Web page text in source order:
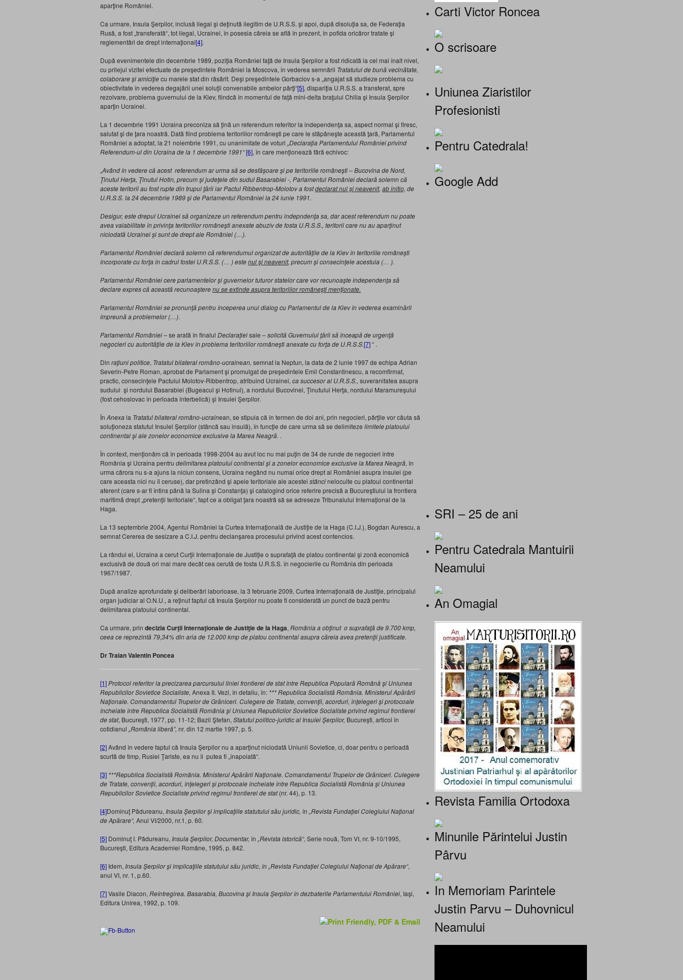
aparţine României.
Ca urmare, Insula Şerpilor, inclusă ilegal şi deţinută ilegitim de U.R.S.S. şi apoi, după disoluţia sa, de Federaţia
Rusă, a fost „transferată“, tot ilegal, Ucrainei, în posesia căreia se află în prezent, în pofida oricăror tratate şi
reglementări de drept internaţional[4].
După evenimentele din decembrie 1989, poziţia României faţă de Insula Şerpilor a fost ridicată la cel mai înalt nivel,
cu prilejul vizitei efectuate de preşedintele României la Moscova, în vederea semnării Tratatului de bună vecinătate,
colaborare şi amiciţiecu marele stat din răsărit. Deşi preşedintele Gorbaciov s-a „angajat să studieze problema cu
obiectivitate în vederea degajării unei soluţii convenabile ambelor părţi“[5], dispariţia U.R.S.S. a transferat, spre
rezolvare, problema guvernului de la Kiev, fiindcă în momentul de faţă mini-delta braţului Chilia şi Insula Şerpilor
aparţin Ucrainei.
La 1 decembrie 1991 Ucraina preconiza să ţină un referendum referitor la independenţa sa, aspect normal şi firesc,
salutat şi de ţara noastră. Dată fiind problema teritoriilor româneşti pe care le stăpâneşte această ţară, Parlamentul
României a adoptat, la 21 noiembrie 1991, cu unanimitate de voturi „Declaraţia Parlamentului României privind
Referendum-ul din Ucraina de la 1 decembrie 1991“[6], în care menţionează fără echivoc:
„Având în vedere că acest referendum ar urma să se desfăşoare şi pe teritoriile româneşti – Bucovina de Nord,
Ţinutul Herţa, Ţinutul Hotin, precum şi judeţele din sudul Basarabiei -, Parlamentul României declară solemn că
aceste teritorii au fost rupte din trupul ţării iar Pactul Ribbentrop-Molotov a fostdeclarat nul şi neavenit, ab initio, de
U.R.S.S. la 24 decembrie 1989 şi de Parlamentul României la 24 iunie 1991.
Desigur, este drepul Ucrainei să organizeze un referendum pentru indepndenţa sa, dar acest referendum nu poate
avea valabilitate în privinţa teritoriilor româneşti anexate abuziv de fosta U.R.S.S., teritorii care nu au aparţinut
niciodată Ucrainei şi sunt de drept ale României (…).
Parlamentul României declară solemn că referendumul organizat de autorităţile de la Kiev în teritoriile româneşti
încorporate cu forţa în cadrul fostei U.R.S.S. (… ) estenul şi neavenit, precum şi consecinţele acestuia (… ).
Parlamentul României cere parlamentelor şi guvernelor tuturor statelorcare vor recunoaşte independenţa să
declare expres că această recunoaşterenu se extinde asupra teritoriilor româneşti menţionate.
Parlamentul României se pronunţă pentru începerea unui dialog cu Parlamentul de la Kiev în vederea examinării
împreună a problemelor (…).
Parlamentul României –se arată în finalul Declaraţieisale –solicită Guvernului ţării să înceapă de urgenţă
negocieri cu autorităţile de la Kiev în problema teritoriilor româneşti anexate cu forţa de U.R.S.S.[7]“ .
Din raţiuni politice, Tratatulbilateral româno-ucrainean, semnat la Neptun, la data de 2 iunie 1997 de echipa Adrian
Severin-Petre Roman, aprobat de Parlament şi promulgat de preşedintele Emil Constantinescu, a recomfirmat,
practic, consecinţele Pactului Molotov-Ribbentrop, atribuind Ucrainei, ca succesor al U.R.S.S., suveranitatea asupra
sudului şi nordului Basarabiei (Bugeacul şi Hotinul), a nordului Bucovinei, Ţinutului Herţa, nordului Maramureşului
(fost cehoslovac în perioada interbelică) şi Insulei Şerpilor.
În Anexala Tratatul bilateral româno-ucrainean, se stipula că în termen de doi ani, prin negocieri, părţile vor căuta să
soluţioneza statutul Insulei Şerpilor (stâncă sau insulă), în funcţie de care urma să se delimiteze limitele platoului
continental şi ale zonelor economice exclusive la Marea Neagră. .
În context, menţionăm că în perioada 1998-2004 au avut loc nu mai puţin de 34 de runde de negocieri între
România şi Ucraina pentru delimitarea platoului continental şi a zonelor economice exclusive la Marea Neagră, în
urma cărora nu s-a ajuns la niciun consens, Ucraina negând nu numai orice drept al României asupra insulei (pe
care aceasta nici nu îl ceruse), dar pretinzând şi apele teritoriale ale acestei stâncinelocuite cu platoul continental
aferent (care s-ar fi întins până la Sulina şi Constanţa) şi catalogînd orice referire precisă a Bucureştiului la frontiera
maritimã drept „pretenţii teritoriale“, fapt ce a obligat ţara noastră să se adreseze Tribunalului Internaţional de la
Haga.
La 13 septembrie 2004, Agentul României la Curtea Internaţionalã de Justiţie de la Haga (C.I.J.), Bogdan Aurescu, a
semnat Cererea de sesizare a C.I.J. pentru declanşarea procesului privind acest contencios.
La rândul ei, Ucraina a cerut Curţii Internaţionale de Justiţie o suprafaţă de platou continental şi zonă economică
exclusivă de două ori mai mare decât cea cerută de fosta U.R.S.S. în negocierile cu România din perioada
1967/1987.
După analize aprofundate şi deliberări laborioase, la 3 februarie 2009, Curtea Internaţională de Justiţie, principalul
organ judiciar al O.N.U., a reţinut faptul că Insula Şerpilor nu poate fi considerată un punct de bază pentru
delimitarea platoului continental.
Ca urmare, prin decizia Curţii Internaţionale de Justiţie de la Haga, România a obţinut o suprafaţă de 9.700 kmp,
ceea ce reprezintă 79,34% din aria de 12.000 kmp de platou continental asupra căreia avea pretenţii justificate.
Dr Traian Valentin Poncea
[1]Protocol referitor la precizarea parcursului liniei frontierei de stat între Republica Populară Română şi Uniunea
Republicilor Sovietice Socialiste, Anexa II. Vezi, în detaliu, în: *** Republica Socialistă România. Ministerul Apărării
Naţionale. Comandamentul Trupelor de Grăniceri. Culegere de Tratate, convenţii, acorduri, înţelegeri şi protocoale
încheiate între Republica Socialistă România şi Uniunea Republicilor Sovietice Socialiste privind regimul frontierei
de stat, Bucureşti, 1977, pp. 11-12; Bazil Ştefan, Statutul politico-juridic al Insulei Şerpilor, Bucureşti, articol în
cotidianul „România liberă”, nr. din 12 martie 1997, p. 5.
[2]Având în vedere faptul că Insula Şerpilor nu a aparţinut niciodată Uniunii Sovietice, ci, doar pentru o perioadă
scurtă de timp, Rusiei Ţariste, ea nu îi putea fi „înapoiată“.
[3] ***Republica Socialistă România. Ministerul Apărării Naţionale. Comandamentul Trupelor de Grăniceri. Culegere
de Tratate, convenţii, acorduri, înţelegeri şi protocoale încheiate între Republica Socialistă România şi Uniunea
Republicilor Sovietice Socialiste privind regimul frontierei de stat(nr. 44), p. 13.
[4]Dominuţ Pãdureanu, Insula Şerpilor şi implicaţiile statutului său juridic, în „Revista Fundaţiei Colegiului Naţional
de Apărare“, Anul VI/2000, nr.1, p. 60.
[5] Dominuţ I. Pădureanu, Insula Şerpilor, Documentar, în „Revista istorică“, Serie nouă, Tom VI, nr. 9-10/1995,
Bucureşti, Editura Academiei Române, 1995, p. 842.
[6] Idem, Insula Şerpilor şi implicaţiile statutului său juridic, în„Revista Fundaţiei Colegiului Naţional de Apărare“,
anul VI, nr. 1, p.60.
[7]Vasile Diacon, Reîntregirea. Basarabia, Bucovina şi Insula Şerpilor în dezbaterile Parlamentului României, Iaşi,
Editura Unirea, 1992, p. 109.
Carti Victor Roncea
O scrisoare
Uniunea Ziaristilor
Profesionisti
Pentru Catedrala!
Google Add
SRI – 25 de ani
Pentru Catedrala Mantuirii
Neamului
An Omagial
Revista Familia Ortodoxa
Minunile Părintelui Justin
Pârvu
In Memoriam Parintele
Justin Parvu – Duhovnicul
Neamului